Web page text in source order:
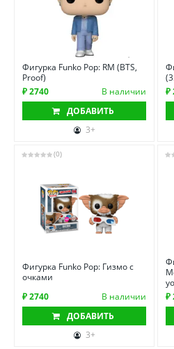
Фигурка Funko Pop: RM (BTS,
Proof)
₽ 2740
В наличии
ДОБАВИТЬ
3+
₽
(0)
Фигурка Funko Pop: Гизмо с
очками
₽ 2740
В наличии
ДОБАВИТЬ
3+
₽